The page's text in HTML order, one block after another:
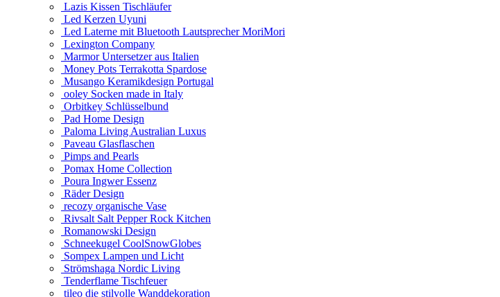
Lazis Kissen Tischläufer
Led Kerzen Uyuni
Led Laterne mit Bluetooth Lautsprecher MoriMori
Lexington Company
Marmor Untersetzer aus Italien
Money Pots Terrakotta Spardose
Musango Keramikdesign Portugal
ooley Socken made in Italy
Orbitkey Schlüsselbund
Pad Home Design
Paloma Living Australian Luxus
Paveau Glasflaschen
Pimps and Pearls
Pomax Home Collection
Poura Ingwer Essenz
Räder Design
recozy organische Vase
Rivsalt Salt Pepper Rock Kitchen
Romanowski Design
Schneekugel CoolSnowGlobes
Sompex Lampen und Licht
Strömshaga Nordic Living
Tenderflame Tischfeuer
tileo die stilvolle Wanddekoration